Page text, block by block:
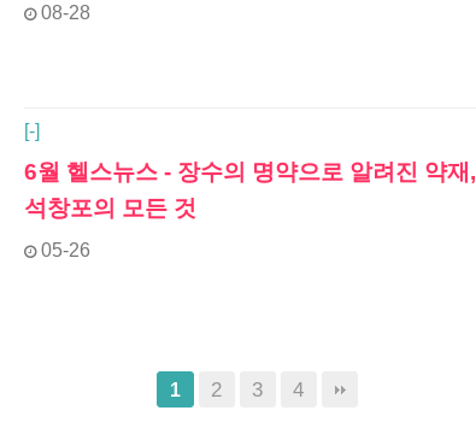
08-28
[-]
6월 헬스뉴스 - 장수의 명약으로 알려진 약재,
석창포의 모든 것
05-26
1 2 3 4